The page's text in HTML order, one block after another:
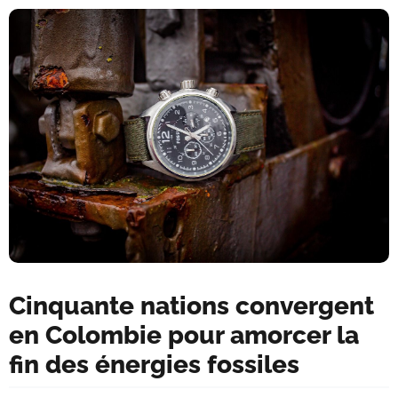
Cinquante nations convergent
en Colombie pour amorcer la
fin des énergies fossiles